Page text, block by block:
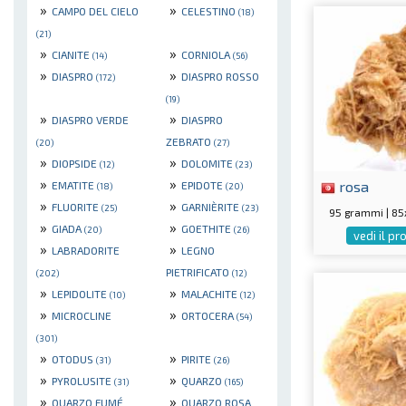
» CAMPO DEL CIELO
(21)
» CELESTINO (18)
» CIANITE (14) » CORNIOLA (56)
» DIASPRO (172) » DIASPRO ROSSO
(19)
» DIASPRO VERDE
(20)
» DIASPRO
ZEBRATO (27)
» DIOPSIDE (12) » DOLOMITE (23)
» EMATITE (18) » EPIDOTE (20)
» FLUORITE (25) » GARNIÈRITE (23)
» GIADA (20) » GOETHITE (26)
» LABRADORITE
(202)
» LEGNO
PIETRIFICATO (12)
» LEPIDOLITE (10) » MALACHITE (12)
» MICROCLINE
(301)
» ORTOCERA (54)
» OTODUS (31) » PIRITE (26)
» PYROLUSITE (31) » QUARZO (165)
» QUARZO FUMÉ » QUARZO ROSA
rosa
95 grammi |
vedi il